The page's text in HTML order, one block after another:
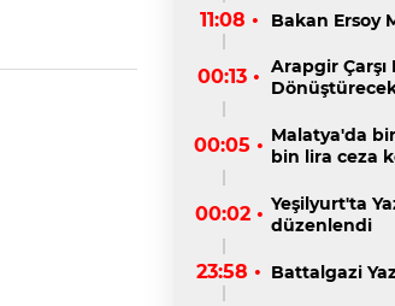
11:08 • Bakan Ersoy
00:13 • Arapgir
00:05 • Malatya'da
bin lira ceza
00:02 • Yeşilyurt'ta
düzenlendi
23:58 • Battalgazi